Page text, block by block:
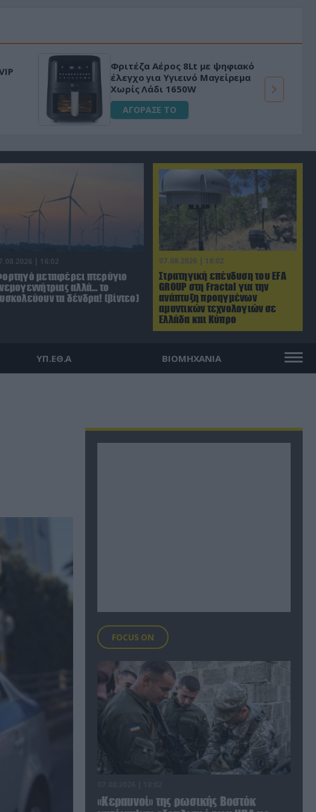
Φριτέζα Αέρος 8Lt με ψηφιακό
έλεγχο για Υγιεινό Μαγείρεμα
Χωρίς Λάδι 1650W
ΑΓΟΡΑΣΕ ΤΟ
07.08.2026 | 18:02
Στρατηγική επένδυση του EFA
GROUP στη Fractal για την
ανάπτυξη προηγμένων
αμυντικών τεχνολογιών σε
Ελλάδα και Κύπρο
| 16:02
μεταφέρει πτερύγιο
αλλά… το
τα δένδρα! (βίντεο)
ΥΠ.ΕΘ.Α ΒΙΟΜΗΧΑΝΙΑ
FOCUS ON
«Κεραυνοί» της ρωσικής Βοστόκ